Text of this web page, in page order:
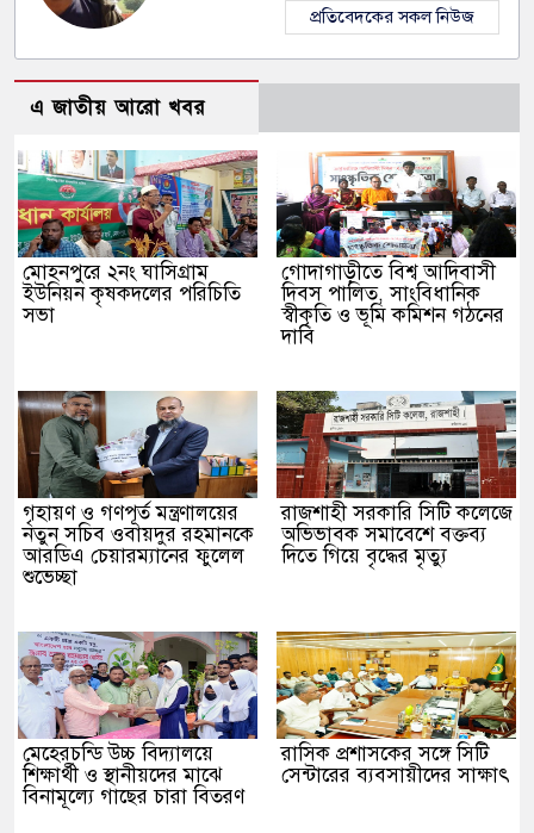
প্রতিবেদকের সকল নিউজ
এ জাতীয় আরো খবর
মোহনপুরে ২নং ঘাসিগ্রাম
ইউনিয়ন কৃষকদলের পরিচিতি
সভা
গোদাগাড়ীতে বিশ্ব আদিবাসী
দিবস পালিত, সাংবিধানিক
স্বীকৃতি ও ভূমি কমিশন গঠনের
দাবি
গৃহায়ণ ও গণপূর্ত মন্ত্রণালয়ের
নতুন সচিব ওবায়দুর রহমানকে
আরডিএ চেয়ারম্যানের ফুলেল
শুভেচ্ছা
রাজশাহী সরকারি সিটি কলেজে
অভিভাবক সমাবেশে বক্তব্য
দিতে গিয়ে বৃদ্ধের মৃত্যু
মেহেরচন্ডি উচ্চ বিদ্যালয়ে
শিক্ষার্থী ও স্থানীয়দের মাঝে
বিনামূল্যে গাছের চারা বিতরণ
রাসিক প্রশাসকের সঙ্গে সিটি
সেন্টারের ব্যবসায়ীদের সাক্ষাৎ